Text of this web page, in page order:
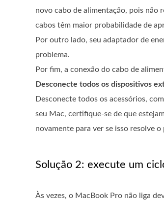
novo cabo de alimentação, pois não
cabos têm maior probabilidade de
Por outro lado, seu adaptador de
problema.
Por fim, a conexão do cabo de
Desconecte todos os dispositivos
Desconecte todos os acessórios,
seu Mac, certifique-se de que
novamente para ver se isso resolve o
Solução 2: execute um
Às vezes, o MacBook Pro não liga